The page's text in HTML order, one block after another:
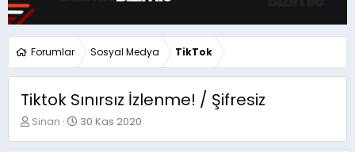
Forumlar Sosyal Medya TikTok
Tiktok Sınırsız İzlenme! / Şifresiz
K
Sinan
B
30 Kas 2020